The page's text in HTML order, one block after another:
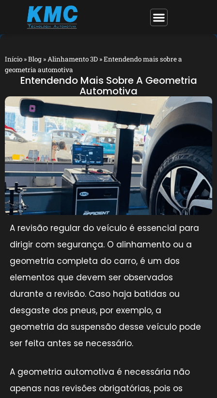
Início »Blog »Alinhamento 3D »Entendendo mais sobre a
geometria automotiva
Entendendo Mais Sobre A Geometria
Automotiva
A revisão regular do veículo é essencial para
dirigir com segurança. O alinhamento ou a
geometria completa do carro, é um dos
elementos que devem ser observados
durante a revisão. Caso haja batidas ou
desgaste dos pneus, por exemplo, a
geometria da suspensão desse veículo pode
ser feita antes se necessário.
A geometria automotiva é necessária não
apenas nas revisões obrigatórias, pois os